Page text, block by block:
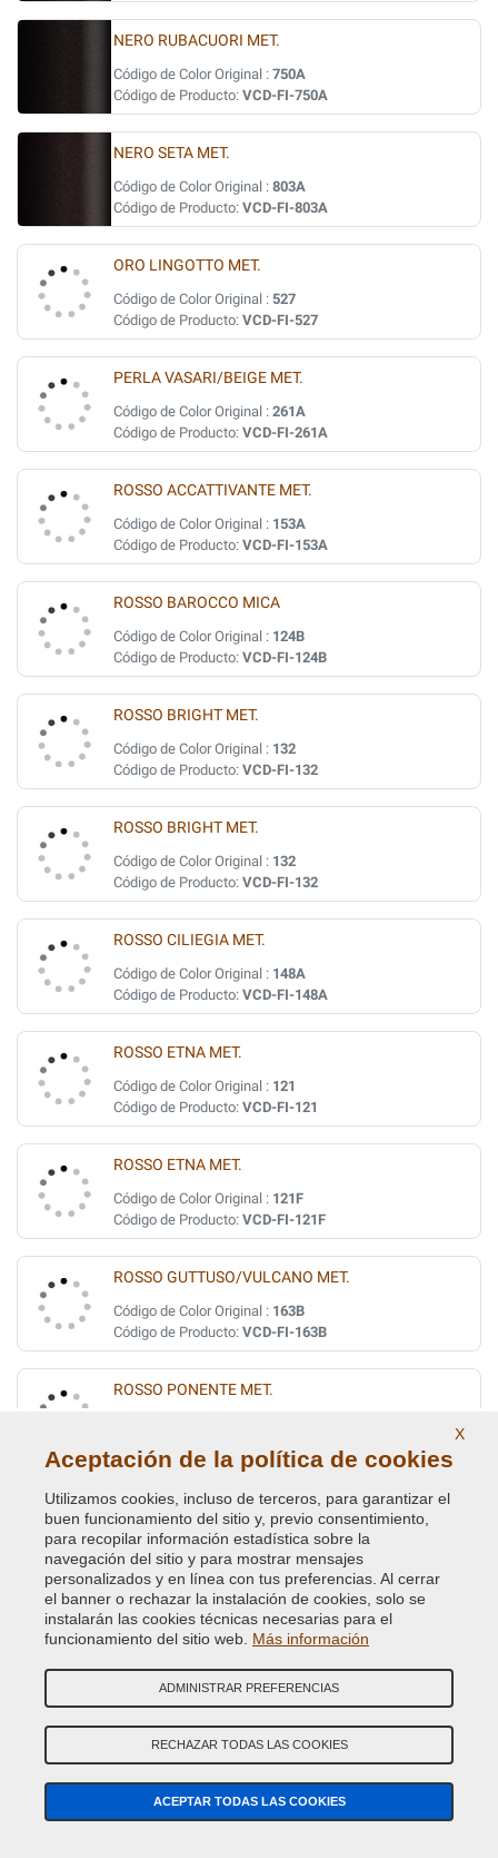
NERO RUBACUORI MET.
Código de Color Original : 750A
Código de Producto: VCD-FI-750A
NERO SETA MET.
Código de Color Original : 803A
Código de Producto: VCD-FI-803A
ORO LINGOTTO MET.
Código de Color Original : 527
Código de Producto: VCD-FI-527
PERLA VASARI/BEIGE MET.
Código de Color Original : 261A
Código de Producto: VCD-FI-261A
ROSSO ACCATTIVANTE MET.
Código de Color Original : 153A
Código de Producto: VCD-FI-153A
ROSSO BAROCCO MICA
Código de Color Original : 124B
Código de Producto: VCD-FI-124B
ROSSO BRIGHT MET.
Código de Color Original : 132
Código de Producto: VCD-FI-132
ROSSO BRIGHT MET.
Código de Color Original : 132
Código de Producto: VCD-FI-132
ROSSO CILIEGIA MET.
Código de Color Original : 148A
Código de Producto: VCD-FI-148A
ROSSO ETNA MET.
Código de Color Original : 121
Código de Producto: VCD-FI-121
ROSSO ETNA MET.
Código de Color Original : 121F
Código de Producto: VCD-FI-121F
ROSSO GUTTUSO/VULCANO MET.
Código de Color Original : 163B
Código de Producto: VCD-FI-163B
ROSSO PONENTE MET.
ROSSO RIBES MET.
Código de Color Original :182
Código de Producto:VCD-FI-182
ROSSO RUBINO/ELEGANTE MET.
Código de Color Original :866B
Código de Producto:VCD-FI-866B
ROSSO VIVACE/SFRENATO MET.
Código de Color Original :141B
Código de Producto:VCD-FI-141B
X
Aceptación de la política de cookies
Utilizamos cookies, incluso de terceros, para garantizar el
buen funcionamiento del sitio y, previo consentimiento,
para recopilar información estadística sobre la
navegación del sitio y para mostrar mensajes
personalizados y en línea con tus preferencias. Al cerrar
el banner o rechazar la instalación de cookies, solo se
instalarán las cookies técnicas necesarias para el
funcionamiento del sitio web. Más información
ADMINISTRAR PREFERENCIAS
RECHAZAR TODAS LAS COOKIES
ACEPTAR TODAS LAS COOKIES